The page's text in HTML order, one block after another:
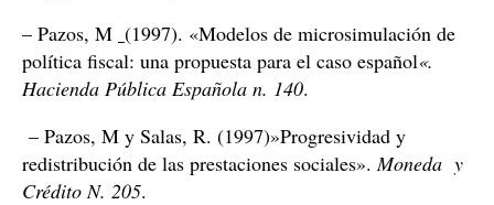
– Pazos, M (1997). «Modelos de microsimulación de
política fiscal: una propuesta para el caso español«.
Hacienda Pública Española n. 140.
– Pazos, M y Salas, R. (1997)»Progresividad y
redistribución de las prestaciones sociales».Moneda y
Crédito N. 205.